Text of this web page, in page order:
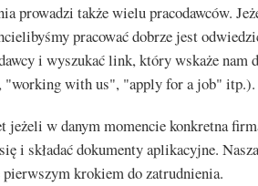
prowadzi także wielu pracodawców.
pracować dobrze jest
i wyszukać link, który wskaże nam
"working with us", "apply for a job" itp.).
jeżeli w danym momencie konkretna
i składać dokumenty aplikacyjne.
pierwszym krokiem do zatrudnienia.